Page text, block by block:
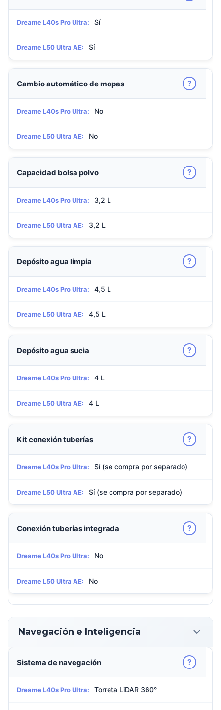
Dreame L40s Pro Ultra: Sí
Dreame L50 Ultra AE: Sí
Cambio automático de mopas ?
Dreame L40s Pro Ultra: No
Dreame L50 Ultra AE: No
Capacidad bolsa polvo ?
Dreame L40s Pro Ultra: 3,2 L
Dreame L50 Ultra AE: 3,2 L
Depósito agua limpia ?
Dreame L40s Pro Ultra: 4,5 L
Dreame L50 Ultra AE: 4,5 L
Depósito agua sucia ?
Dreame L40s Pro Ultra: 4 L
Dreame L50 Ultra AE: 4 L
Kit conexión tuberías ?
Dreame L40s Pro Ultra: Sí (se compra por separado)
Dreame L50 Ultra AE: Sí (se compra por separado)
Conexión tuberías integrada ?
Dreame L40s Pro Ultra: No
Dreame L50 Ultra AE: No
Navegación e Inteligencia
Sistema de navegación ?
Dreame L40s Pro Ultra: Torreta LiDAR 360°